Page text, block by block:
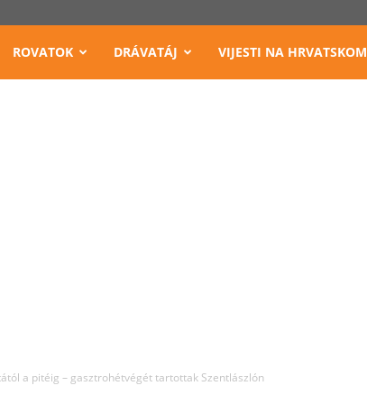
ROVATOK DRÁVATÁJ VIJESTI NA HRVATSKOM
a pitéig – gasztrohétvégét tartottak Szentlászlón